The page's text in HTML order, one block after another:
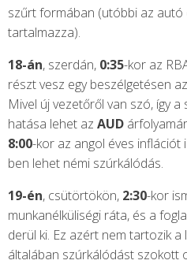
szűrt formában (utóbbi az autó
tartalmazza).
18-án, szerdán, 0:35-kor az
részt vesz egy beszélgetésen az
Mivel új vezetőről van szó, így
hatása lehet az AUD
8:00-kor az angol éves inflációt
ben lehet némi szúrkálódás.
19-én, csütörtökön, 2:30-kor
munkanélküliségi ráta, és a
derül ki. Ez azért nem tartozik
általában szúrkálódást szokott